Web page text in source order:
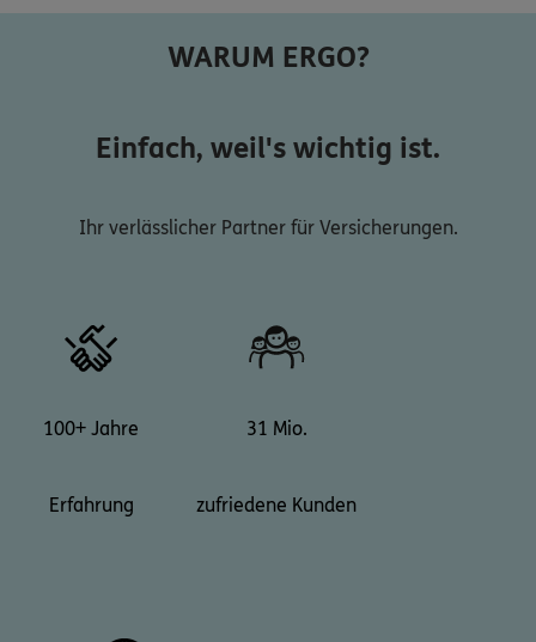
WARUM ERGO?
Einfach, weil's wichtig ist.
Ihr verlässlicher Partner für Versicherungen.
100+ Jahre
Erfahrung
31 Mio.
zufriedene Kunden